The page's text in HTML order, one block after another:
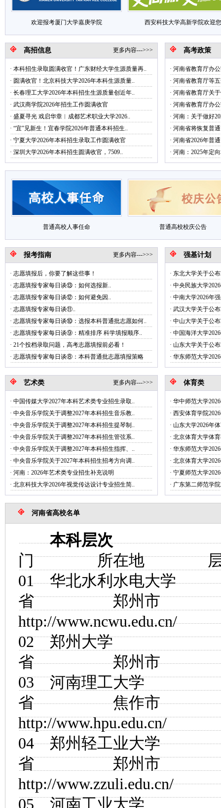
欢迎报考厦门大学嘉庚学院 西安科技大学高新学院欢迎您
高招信息 更多内容--->>>
· 本科招生录取圆满收官！广东财经大学生源质量再..
· 圆满收官！北京科技大学2026年本科生源质量..
· 长春理工大学2026年本科招生生源质量创近年..
· 武汉商学院2026年招生工作圆满收官
· 盛夏寻光 戏启华章︱成都艺术职业大学2026..
· “宜”见新生！宜春学院2026年普通本科招生..
· 宁夏大学2026年本科招生录取工作圆满收官
· 深圳大学2026年本科招生圆满收官，7509..
高考政策
· 河南省教育厅办
· 河南省教育厅等
· 河南省教育厅关
· 河南省教育厅办
· 河南：关于做好
· 河南省将恢复普
· 河南省2026年普
· 河南：2025年定
普通高校人事任命 普通高校校庆公告
报考指南 更多内容--->>>
· 志愿填报后，你要了解这些事！
· 志愿填报专家每日谈⑬：如何选报新..
· 志愿填报专家每日谈⑫：如何避免因..
· 志愿填报专家每日谈‌⑪..
· 志愿填报专家每日谈⑩：选报本科普通批志愿如何..
· 志愿填报专家每日谈⑨：精准排序 科学填报顺序..
· 21个投档录取问题，高考志愿填报前必看！
· 志愿填报专家每日谈⑧：本科普通批志愿填报策略
强基计划
· 东北大学关于公
· 中央民族大学
· 中南大学2026年
· 武汉大学关于公
· 中山大学关于公
· 中国海洋大学
· 山东大学关于公
· 华东师范大学
艺术类 更多内容--->>>
· 中国传媒大学2027年本科艺术类专业招生录取..
· 中央音乐学院关于调整2027年本科招生音乐教..
· 中央音乐学院关于调整2027年本科招生提琴制..
· 中央音乐学院关于调整2027年本科招生管弦系..
· 中央音乐学院关于调整2027年本科招生指挥、..
· 中央音乐学院关于2027年本科招生招考方向调..
· 河南：2026年艺术类专业招生补充说明
· 北京科技大学2026年视觉传达设计专业招生简..
体育类
· 华中师范大学
· 西安体育学院
· 山东大学2026年
· 北京体育大学体
· 华东师范大学
· 北京体育大学
· 宁夏师范大学
· 广东第二师范学
河南省高校名单
本科层次主
门 所在地
01华北水利水电大学
省 郑州市
http://www.ncwu.edu.cn/
02郑州大学
省 郑州市
03河南理工大学
省 焦作市
http://www.hpu.edu.cn/
04郑州轻工业大学
省 郑州市
http://www.zzuli.edu.cn/
05 河南工业大学